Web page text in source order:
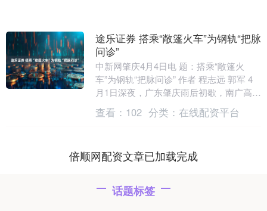
途乐证券 搭乘“敞篷火车”为钢轨“把脉
问诊”
中新网肇庆4月4日电 题：搭乘“敞篷火
车”为钢轨“把脉问诊” 作者 程志远 郭军 4
月1日深夜，广东肇庆雨后初歇，南广高铁
线上透着清凉，一台黄色的“敞篷火
车”缓....
查看： 102 分类： 在线配资平台
倍顺网配资文章已加载完成
话题标签